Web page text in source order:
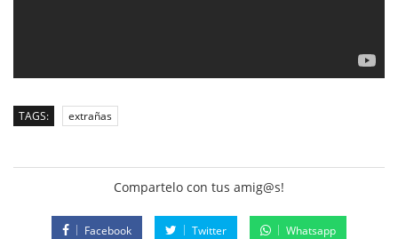
TAGS: extrañas
Compartelo con tus amig@s!
Facebook Twitter Whatsapp